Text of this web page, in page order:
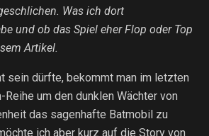
Was ich dort
und ob das Spiel eher Flop oder Top
Artikel.
sein dürfte, bekommt man im letzten
Reihe um den dunklen Wächter von
das sagenhafte Batmobil zu
ich aber kurz auf die Story von